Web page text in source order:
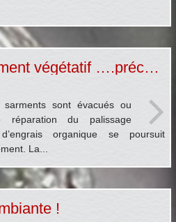
Enclenchement végétatif ….précoce et délicat
sont évacués ou
du palissage
d’engrais organique se poursuit
La...
!